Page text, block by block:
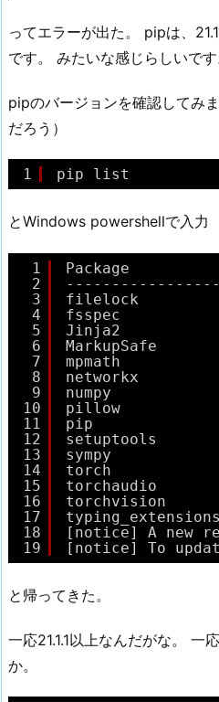
ってエラーが出た。 pipは、
です。 みたいな感じらしいです
pipのバージョンを確認してみ
だろう）
1 pip list
とWindows powershellで入力
1
2
3
4
5
6
7
8
9
10
11
12
13
14
15
16
17
18
19
Package
filelock
fsspec
Jinja2
MarkupSafe
mpmath
networkx
numpy
pillow
pip
setuptools
sympy
torch
torchaudio
torchvision
[notice] A new
[notice] To
と帰ってきた。
一応21.1.1以上なんだがな。 一
か。